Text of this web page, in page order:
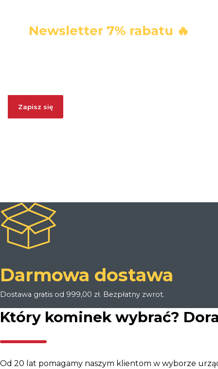
Newsletter 7% rabatu 🔥
Zapisz się
Darmowa dostawa
Dostawa gratis od 999,00 zł. Bezpłatny zwrot.
Który kominek wybrać?
Od 20 lat pomagamy naszym klientom w wyborze